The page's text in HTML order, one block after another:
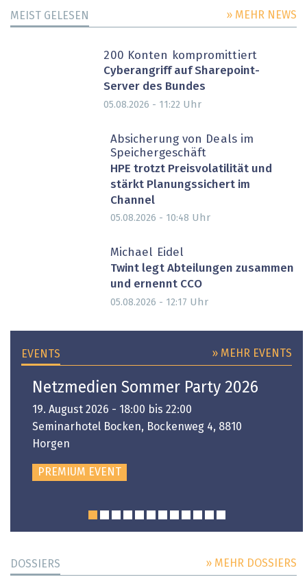
MEIST GELESEN » MEHR NEWS
200 Konten kompromittiert
Cyberangriff auf Sharepoint-
Server des Bundes
05.08.2026 - 11:22 Uhr
Absicherung von Deals im
Speichergeschäft
HPE trotzt Preisvolatilität und
stärkt Planungssichert im
Channel
05.08.2026 - 10:48 Uhr
Michael Eidel
Twint legt Abteilungen zusammen
und ernennt CCO
05.08.2026 - 12:17 Uhr
EVENTS » MEHR EVENTS
Netzmedien Sommer Party 2026
19. August 2026 - 18:00 bis 22:00
Seminarhotel Bocken, Bockenweg 4, 8810
Horgen
PREMIUM EVENT
DOSSIERS » MEHR DOSSIERS